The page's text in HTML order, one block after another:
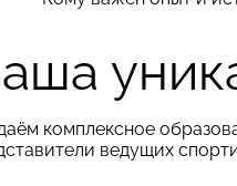
комплексное
ведущих